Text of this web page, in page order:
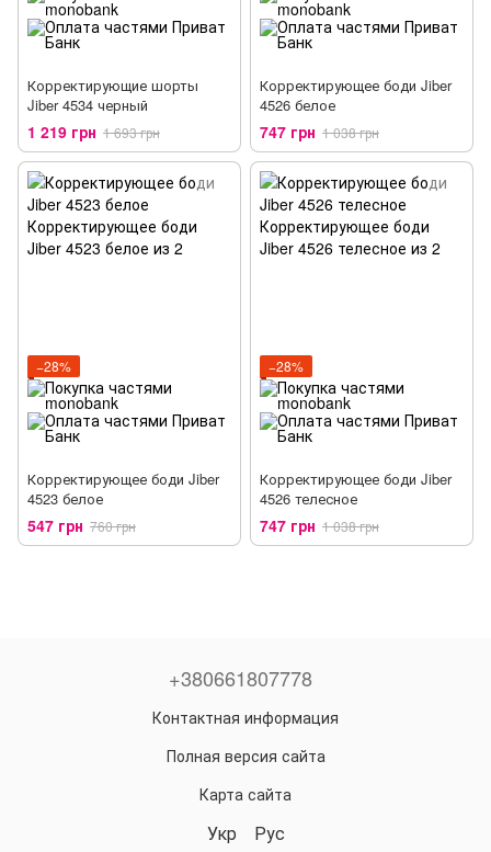
Корректирующие шорты
Jiber 4534 черный
1 219 грн 1 693 грн
Корректирующее боди Jiber
4526 белое
747 грн 1 038 грн
−28%
Корректирующее боди Jiber
4523 белое
547 грн 760 грн
−28%
Корректирующее боди Jiber
4526 телесное
747 грн 1 038 грн
+380661807778
Контактная информация
Полная версия сайта
Карта сайта
Укр Рус